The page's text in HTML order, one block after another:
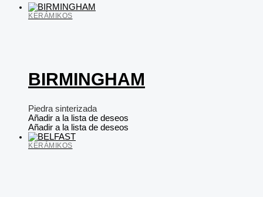
KERÁMIKOS
BIRMINGHAM
Piedra sinterizada
Añadir a la lista de deseos
Añadir a la lista de deseos
KERÁMIKOS